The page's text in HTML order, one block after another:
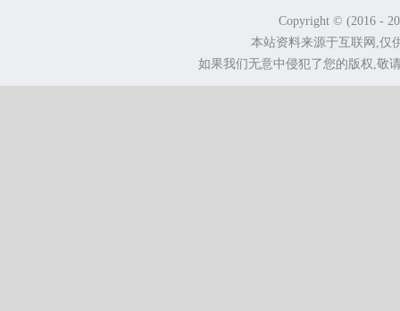
Copyright © (2016 -
本站资料来源于互联网,仅
如果我们无意中侵犯了您的版权,敬